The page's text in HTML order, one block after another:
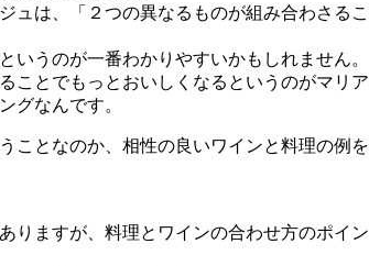
ュは、「２つの異なるものが組み合わさ
というのが一番わかりやすいかもしれません。
とでもっとおいしくなるというのがマリア
グなんです。
ことなのか、相性の良いワインと料理の例
りますが、料理とワインの合わせ方のポイン